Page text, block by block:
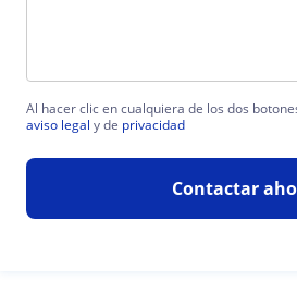
Al hacer clic en cualquiera de los dos
aviso legal y de privacidad
Contactar